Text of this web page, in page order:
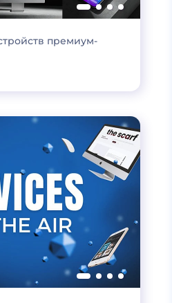
премиум-